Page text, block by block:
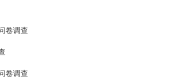
卷调查
卷调查